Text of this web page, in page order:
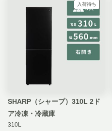
入荷待ち
SHARP（シャープ）310L 2ド
ア冷凍・冷蔵庫
310L